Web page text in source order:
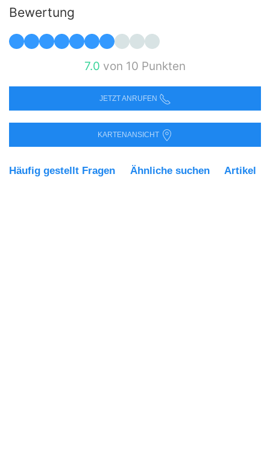
Bewertung
7.0 von 10 Punkten
JETZT ANRUFEN
KARTENANSICHT
Häufig gestellt Fragen Ähnliche suchen Artikel